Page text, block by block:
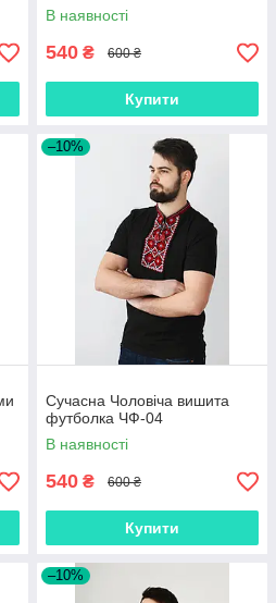
В наявності
540 ₴ 600 ₴
Купити
–10%
Сучасна Чоловіча вишита
футболка ЧФ-04
В наявності
540 ₴ 600 ₴
Купити
–10%